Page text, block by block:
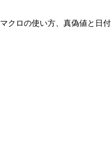
クロの使い方、真偽値と日